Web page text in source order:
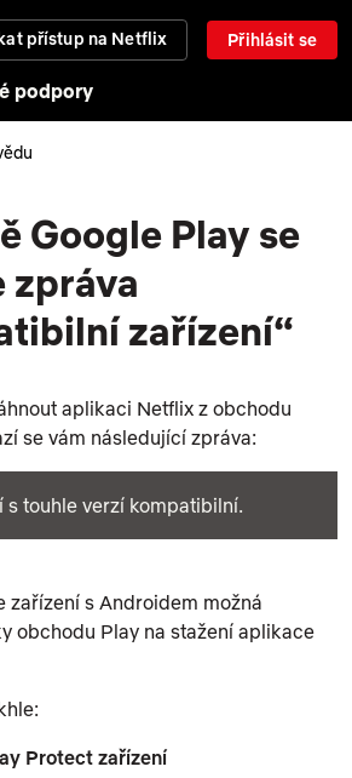
přístup na Netflix Přihlásit se
podpory
Google Play se
zpráva
zařízení“
aplikaci Netflix z obchodu
se vám následující zpráva:
s touhle verzí kompatibilní.
zařízení s Androidem možná
obchodu Play na stažení aplikace
Protect zařízení